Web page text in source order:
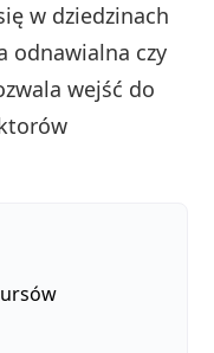
w dziedzinach
odnawialna czy
wejść do